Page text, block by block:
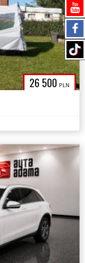
26 500 PLN